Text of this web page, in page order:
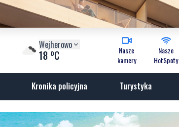
Wejherowo
18 oC
Nasze
kamery
Nasze
HotSpoty
Kronika policyjna Turystyka